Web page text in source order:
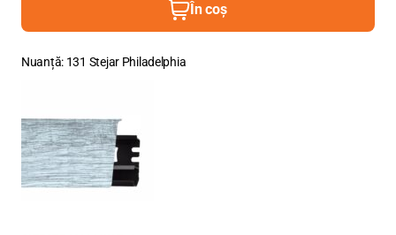
În coș
Nuanță: 131 Stejar Philadelphia